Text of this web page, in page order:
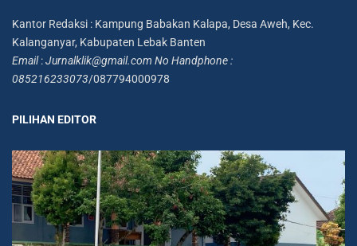
Kantor Redaksi : Kampung Babakan Kalapa, Desa Aweh, Kec.
Kalanganyar, Kabupaten Lebak Banten
Email:Jurnalklik@gmail.com No Handphone :
085216233073/087794000978
PILIHAN EDITOR